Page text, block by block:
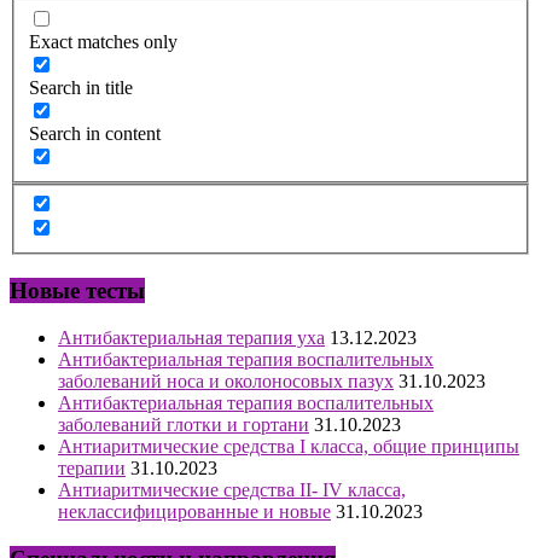
Exact matches only
Search in title
Search in content
Новые тесты
Антибактериальная терапия уха 13.12.2023
Антибактериальная терапия воспалительных
заболеваний носа и околоносовых пазух 31.10.2023
Антибактериальная терапия воспалительных
заболеваний глотки и гортани 31.10.2023
Антиаритмические средства I класса, общие принципы
терапии 31.10.2023
Антиаритмические средства II- IV класса,
неклассифицированные и новые 31.10.2023